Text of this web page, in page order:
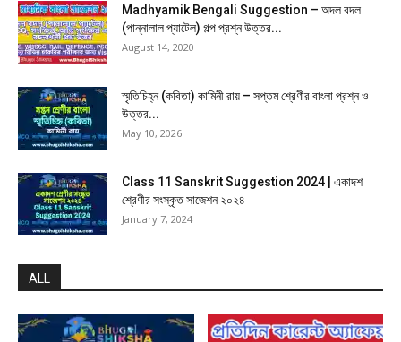
Madhyamik Bengali Suggestion – অদল বদল
(পান্নালাল প্যাটেল) গল্প প্রশ্ন উত্তর...
August 14, 2020
স্মৃতিচিহ্ন (কবিতা) কামিনী রায় – সপ্তম শ্রেণীর বাংলা প্রশ্ন ও
উত্তর...
May 10, 2026
Class 11 Sanskrit Suggestion 2024 | একাদশ
শ্রেণীর সংস্কৃত সাজেশন ২০২৪
January 7, 2024
ALL